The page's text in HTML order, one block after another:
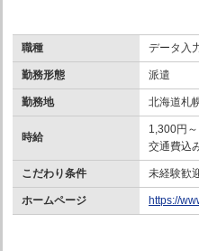
職種 データ入
勤務形態 派遣
勤務地 北海道札
時給
1,300円～
交通費込
こだわり条件 未経験歓
ホームページ https://